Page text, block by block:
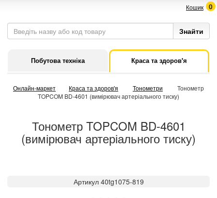
Кошик 0
Побутова техніка Краса та здоров'я
Онлайн-маркет Краса та здоров'я Тонометри
Тонометр
TOPCOM BD-4601 (вимірювач артеріального тиску)
Тонометр TOPCOM BD-4601
(вимірювач артеріального тиску)
Артикул 40tg1075-819